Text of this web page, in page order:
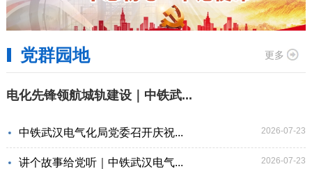
更多
党群园地
电化先锋领航城轨建设｜中铁武...
2026-07-23
中铁武汉电气化局党委召开庆祝...
2026-07-23
讲个故事给党听｜中铁武汉电气...